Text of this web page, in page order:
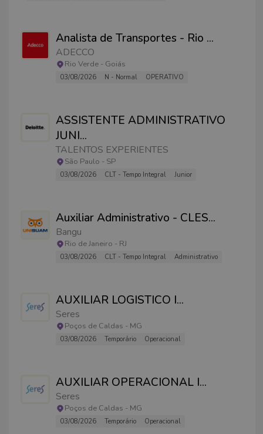
Analista de Transportes - Rio ...
ADECCO
Rio Verde - Goiás
03/08/2026 N - Normal OPERATIVO
ASSISTENTE ADMINISTRATIVO
JUNI...
TALENTOS EXPERIENTES
São Paulo - SP
03/08/2026 CLT - Tempo Integral Junior
Auxiliar Administrativo - CLES...
Bangu
Rio de Janeiro - RJ
03/08/2026 CLT - Tempo Integral Administrativo
AUXILIAR LOGISTICO I...
Seres
Poços de Caldas - MG
03/08/2026 Temporário Operacional
AUXILIAR OPERACIONAL I...
Seres
Poços de Caldas - MG
03/08/2026 Temporário Operacional